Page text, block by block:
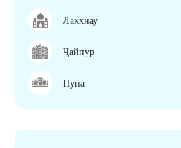
Лакхнау
Ҷайпур
Пуна